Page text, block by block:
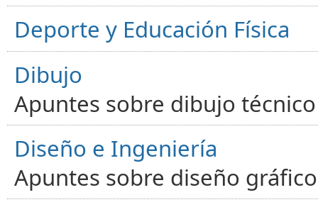
Deporte y Educación Física
Dibujo
Apuntes sobre dibujo
Diseño e Ingeniería
Apuntes sobre diseño